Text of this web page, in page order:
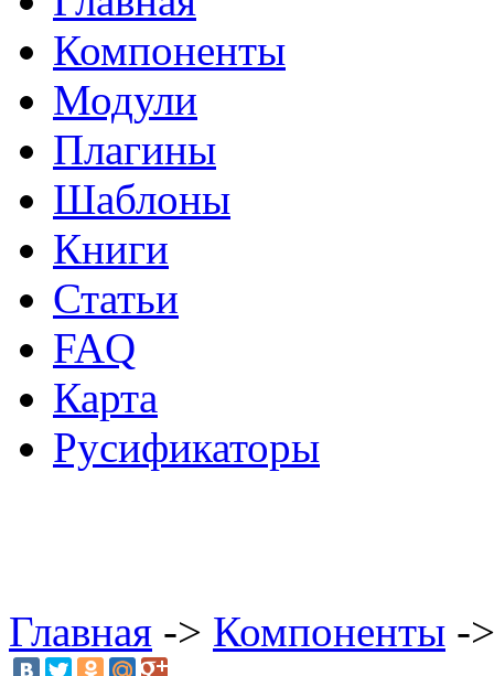
Компоненты
Модули
Плагины
Шаблоны
Книги
Статьи
FAQ
Карта
Русификаторы
Главная -> Компоненты -